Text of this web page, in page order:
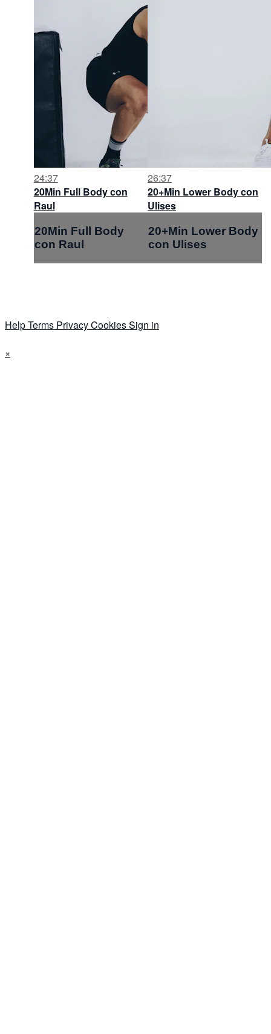
24:37
20Min Full Body con
Raul
20Min Full Body
con Raul
26:37
20+Min Lower Body con
Ulises
20+Min Lower Body
con Ulises
HelpTerms PrivacyCookiesSign in
×